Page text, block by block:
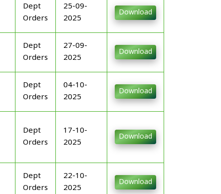
Dept
Orders
25-09-
2025
Download
Dept
Orders
27-09-
2025
Download
Dept
Orders
04-10-
2025
Download
Dept
Orders
17-10-
2025
Download
Dept
Orders
22-10-
2025
Download